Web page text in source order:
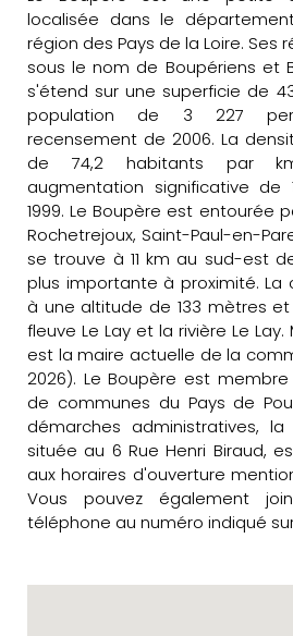
localisée dans le
région des Pays de la Loire. Ses
sous le nom de Boupériens et
s'étend sur une superficie de
population de 3 227
recensement de 2006. La
de 74,2 habitants par
augmentation significative de
1999. Le Boupère est entourée
Rochetrejoux, Saint-Paul-en-
se trouve à 11 km au sud-est
plus importante à proximité.
à une altitude de 133 mètres
fleuve Le Lay et la rivière Le Lay.
est la maire actuelle de la
2026). Le Boupère est
de communes du Pays de
démarches administratives,
située au 6 Rue Henri Biraud,
aux horaires d'ouverture
Vous pouvez également
téléphone au numéro indiqué